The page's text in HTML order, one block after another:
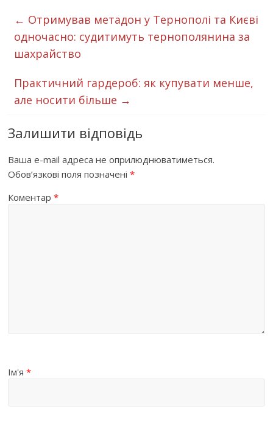
← Отримував метадон у Тернополі та Києві
одночасно: судитимуть тернополянина за
шахрайство
Практичний гардероб: як купувати менше,
але носити більше →
Залишити відповідь
Ваша e-mail адреса не оприлюднюватиметься.
Обов’язкові поля позначені*
Коментар*
Ім'я*